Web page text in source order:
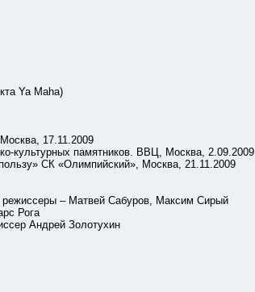
Ya Mahа)
17.11.2009
памятников. ВВЦ, Москва, 2.09.2009
СК «Олимпийский», Москва, 21.11.2009
– Матвей Сабуров, Максим Сирый
Рога
Андрей Золотухин